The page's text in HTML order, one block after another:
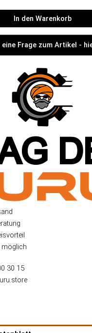
In den Warenkorb
eine Frage zum Artikel -
möglich
30 15